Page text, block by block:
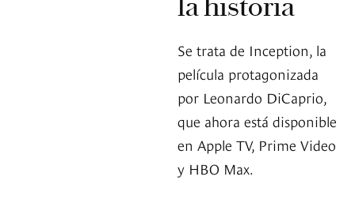
Se trata de Inception, la
película protagonizada
por Leonardo DiCaprio,
que ahora está disponible
en Apple TV, Prime Video
y HBO Max.